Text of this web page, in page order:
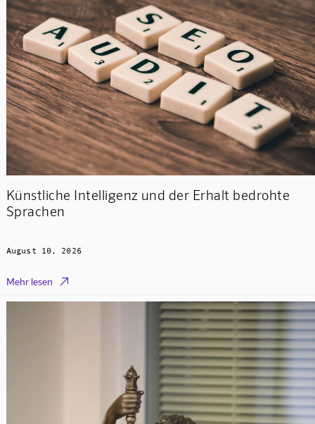
Künstliche Intelligenz und der Erhalt bedrohte
Sprachen
August 10, 2026
Mehr lesen 